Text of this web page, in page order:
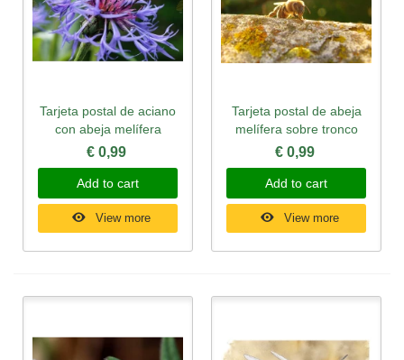
Tarjeta postal de aciano
con abeja melífera
€ 0,99
Add to cart
View more
Tarjeta postal de abeja
melífera sobre tronco
€ 0,99
Add to cart
View more